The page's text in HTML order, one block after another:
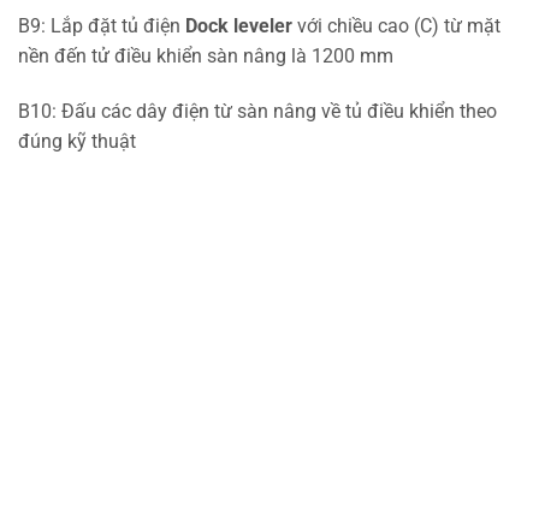
B9: Lắp đặt tủ điện Dock leveler với chiều cao (C) từ mặt
nền đến tử điều khiển sàn nâng là 1200 mm
B10: Đấu các dây điện từ sàn nâng về tủ điều khiển theo
đúng kỹ thuật